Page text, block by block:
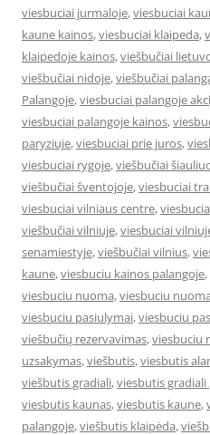
viesbuciai jurmaloje,viesbuciai
kaune kainos,viesbuciai klaipeda,
klaipedoje kainos,viešbučiai
viešbučiai nidoje,viešbučiai
Palangoje,viesbuciai palangoje
viesbuciai palangoje kainos,
paryziuje,viesbuciai prie juros,
viesbuciai rygoje,viešbučiai
viešbučiai šventojoje,viesbuciai
viesbuciai vilniaus centre,
viešbučiai vilniuje,viesbuciai
senamiestyje,viešbučiai vilnius,
kaune,viesbuciu kainos palangoje,
viesbuciu nuoma,viesbuciu
viesbuciu pasiulymai,viesbuciu
viešbučių rezervavimas,viesbuciu
uzsakymas,viešbutis,viesbutis
viešbutis gradiali,viesbutis gradiali
viesbutis kaunas,viesbutis kaune,
palangoje,viešbutis klaipėda,